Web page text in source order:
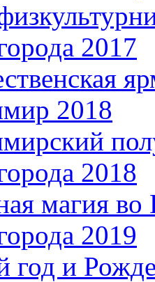
2017
2018
2018
магия во
2019
год и